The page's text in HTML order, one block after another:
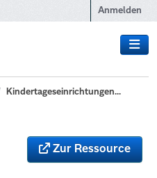
Anmelden
Kindertageseinrichtungen...
Zur Ressource